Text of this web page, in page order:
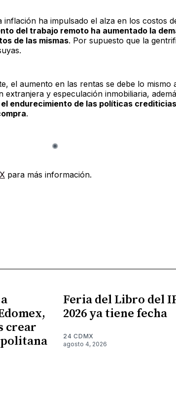
inflación ha impulsado el alza en los costos
del trabajo remoto ha aumentado la
de las mismas. Por supuesto que la
el aumento en las rentas se debe lo mismo
extranjera y especulación inmobiliaria,
endurecimiento de las políticas
.
para más información.
crear
Feria del Libro del
2026 ya tiene fecha
24 CDMX
agosto 4, 2026